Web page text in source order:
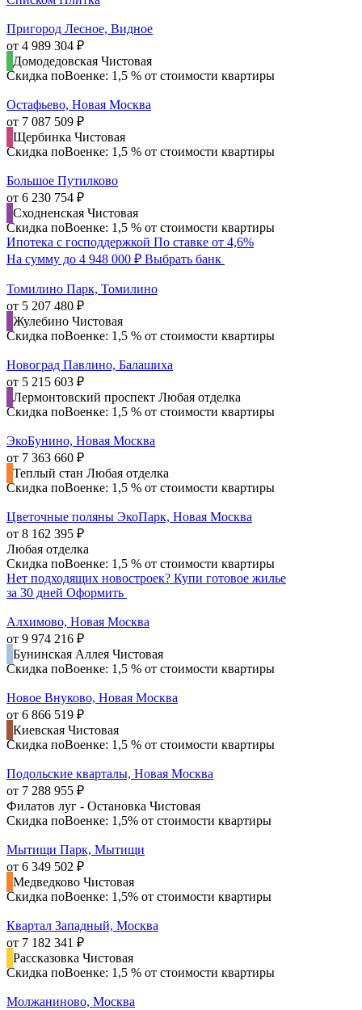
Пригород Лесное, Видное
от 4 989 304 ₽
Домодедовская Чистовая
Скидка поВоенке: 1,5 % от стоимости квартиры
Остафьево, Новая Москва
от 7 087 509 ₽
Щербинка Чистовая
Скидка поВоенке: 1,5 % от стоимости квартиры
Большое Путилково
от 6 230 754 ₽
Сходненская Чистовая
Скидка поВоенке: 1,5 % от стоимости квартиры
Ипотека с господдержкой По ставке от 4,6%
На сумму до 4 948 000 ₽ Выбрать банк
Томилино Парк, Томилино
от 5 207 480 ₽
Жулебино Чистовая
Скидка поВоенке: 1,5 % от стоимости квартиры
Новоград Павлино, Балашиха
от 5 215 603 ₽
Лермонтовский проспект Любая отделка
Скидка поВоенке: 1,5 % от стоимости квартиры
ЭкоБунино, Новая Москва
от 7 363 660 ₽
Теплый стан Любая отделка
Скидка поВоенке: 1,5 % от стоимости квартиры
Цветочные поляны ЭкоПарк, Новая Москва
от 8 162 395 ₽
Любая отделка
Скидка поВоенке: 1,5 % от стоимости квартиры
Нет подходящих новостроек? Купи готовое жилье
за 30 дней Оформить
Алхимово, Новая Москва
от 9 974 216 ₽
Бунинская Аллея Чистовая
Скидка поВоенке: 1,5 % от стоимости квартиры
Новое Внуково, Новая Москва
от 6 866 519 ₽
Киевская Чистовая
Скидка поВоенке: 1,5 % от стоимости квартиры
Подольские кварталы, Новая Москва
от 7 288 955 ₽
Филатов луг - Остановка Чистовая
Скидка поВоенке: 1,5% от стоимости квартиры
Мытищи Парк, Мытищи
от 6 349 502 ₽
Медведково Чистовая
Скидка поВоенке: 1,5% от стоимости квартиры
Квартал Западный, Москва
от 7 182 341 ₽
Рассказовка Чистовая
Скидка поВоенке: 1,5 % от стоимости квартиры
Молжаниново, Москва